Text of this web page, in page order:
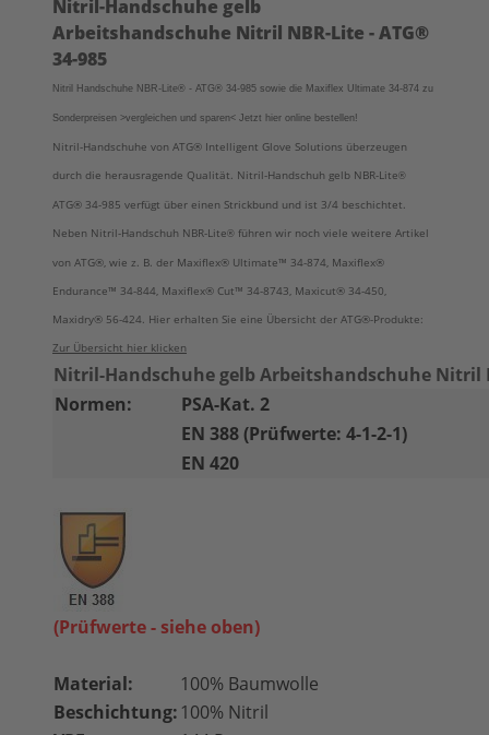
Nitril-Handschuhe gelb
Arbeitshandschuhe Nitril NBR-Lite - ATG®
34-985
Nitril Handschuhe NBR-Lite® - ATG® 34-985 sowie die Maxiflex Ultimate 34-874 zu
Sonderpreisen >vergleichen und sparen< Jetzt hier online bestellen!
Nitril-Handschuhe von ATG® Intelligent Glove Solutions überzeugen
durch die herausragende Qualität. Nitril-Handschuh gelb NBR-Lite®
ATG® 34-985 verfügt über einen Strickbund und ist 3/4 beschichtet.
Neben Nitril-Handschuh NBR-Lite® führen wir noch viele weitere Artikel
von ATG®, wie z. B. der Maxiflex® Ultimate™ 34-874, Maxiflex®
Endurance™ 34-844, Maxiflex® Cut™ 34-8743, Maxicut® 34-450,
Maxidry® 56-424. Hier erhalten Sie eine Übersicht der ATG®-Produkte:
Zur Übersicht hier klicken
Nitril-Handschuhe gelb Arbeitshandschuhe Nitril
Normen:
PSA-Kat. 2
EN 388 (Prüfwerte: 4-1-2-1)
EN 420
(Prüfwerte - siehe oben)
Material:
100% Baumwolle
Beschichtung: 100% Nitril